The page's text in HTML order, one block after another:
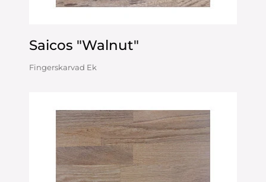
Saicos "Walnut"
Fingerskarvad Ek